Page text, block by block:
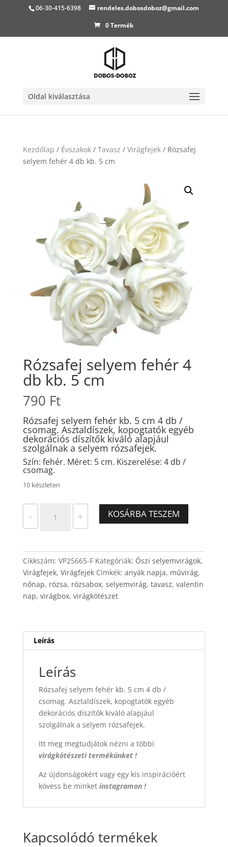
06-30-415-6398
rendeles.dobosdoboz@gmail.com
0 Termék
Oldal kiválasztása
Kezdőlap / Évszakok/ Tavasz / Virágfejek/ Rózsafej
selyem fehér 4 db kb. 5 cm
Rózsafej selyem fehér 4
db kb. 5 cm
790 Ft
Rózsafej selyem fehér kb. 5 cm 4 db /
csomag. Asztaldíszek, kopogtatók egyéb
dekorációs díszítők kiváló alapjául
szolgálnak a selyem rózsafejek.
Szín: fehér. Méret: 5 cm. Kiszerelése: 4 db /
csomag.
10 készleten
-
selyem
5
cm
mennyiség
+ KOSÁRBA TESZEM
Cikkszám: VP25665-F Kategóriák: Őszi selyemvirágok,
Virágfejek, Virágfejek Címkék: anyák napja, művirág,
nőnap, rózsa, rózsabox, selyemvirág, tavasz, valentin
nap, virágbox, virágkötészet
Leírás
Leírás
Rózsafej selyem fehér kb. 5 cm 4 db /
csomag. Asztaldíszek, kopogtatók egyéb
dekorációs díszítők kiváló alapjául
szolgálnak a selyem rózsafejek.
Itt meg megtudjátok nézni a többi
virágkötészeti termékünket !
Az újdonságokért vagy egy kis inspirációért
kövess be minket instagramon !
Kapcsolódó termékek